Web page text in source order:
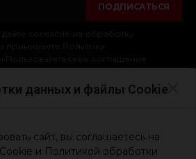
данных и файлы Cookie
сайт, вы соглашаетесь на
и Политикой обработки
ПОДПИСАТЬСЯ
cookie-файлов